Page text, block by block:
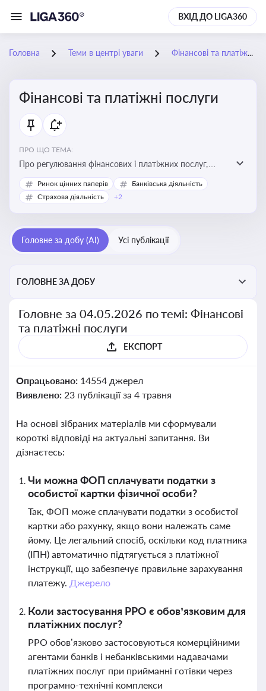
ВХІД ДО LIGA360
Головна Теми в центрі уваги Фінансові та платіжні послуги
Фінансові та платіжні послуги
ПРО ЩО ТЕМА:
Про регулювання фінансових і платіжних послуг,
управління коштами, приймання платежів та
дотримання ліцензійних вимог
Ринок цінних паперів
Банківська діяльність
Страхова діяльність
+2
Головне за добу (AI) Усі публікації
ГОЛОВНЕ ЗА ДОБУ
Головне за 04.05.2026 по темі: Фінансові
та платіжні послуги
ЕКСПОРТ
Опрацьовано: 14554 джерел
Виявлено: 23 публікації за 4 травня
На основі зібраних матеріалів ми сформували
короткі відповіді на актуальні запитання. Ви
дізнаєтесь:
Чи можна ФОП сплачувати податки з
особистої картки фізичної особи?
Так, ФОП може сплачувати податки з особистої
картки або рахунку, якщо вони належать саме
йому. Це легальний спосіб, оскільки код платника
(ІПН) автоматично підтягується з платіжної
інструкції, що забезпечує правильне зарахування
платежу. Джерело
Коли застосування РРО є обов’язковим для
платіжних послуг?
РРО обов’язково застосовуються комерційними
агентами банків і небанківськими надавачами
платіжних послуг при прийманні готівки через
програмно-технічні комплекси